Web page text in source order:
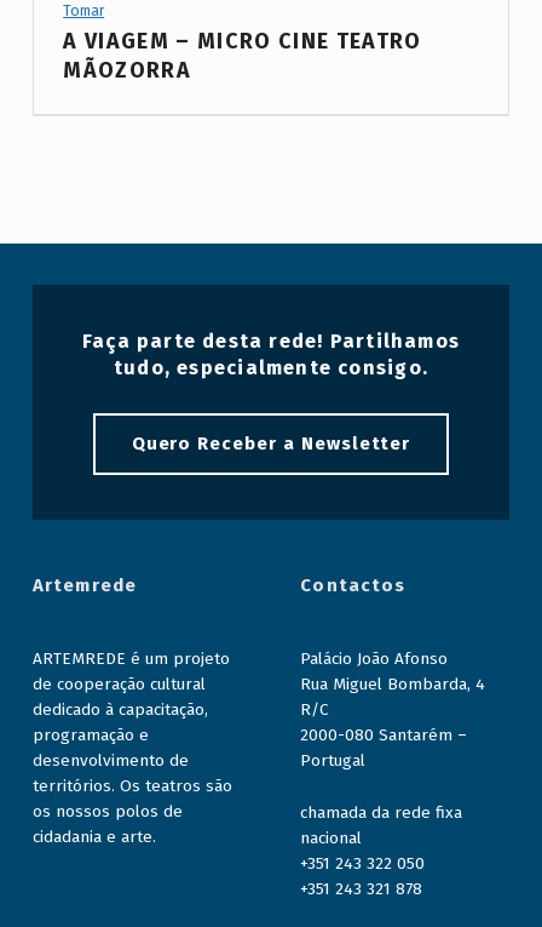
a
t
a
A
n
i
m
a
d
Tomar
A VIAGEM – MICRO CINE TEATRO
MÃOZORRA
Faça parte desta rede! Partilhamos
tudo, especialmente consigo.
Quero Receber a Newsletter
Artemrede
ARTEMREDE é um projeto
de cooperação cultural
dedicado à capacitação,
programação e
desenvolvimento de
territórios. Os teatros são
os nossos polos de
cidadania e arte.
Contactos
Palácio João Afonso
Rua Miguel Bombarda, 4
R/C
2000-080 Santarém –
Portugal
chamada da rede fixa
nacional
+351 243 322 050
+351 243 321 878